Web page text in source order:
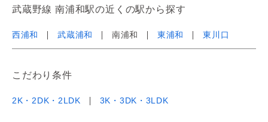
武蔵野線 南浦和駅の近くの駅から探す
西浦和 武蔵浦和 南浦和 東浦和 東川口
こだわり条件
2K・2DK・2LDK 3K・3DK・3LDK